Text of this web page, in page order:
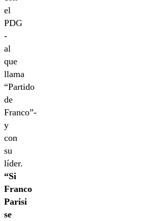
el
PDG
-
al
que
llama
“Partido
de
Franco”-
y
con
su
líder.
“Si
Franco
Parisi
se